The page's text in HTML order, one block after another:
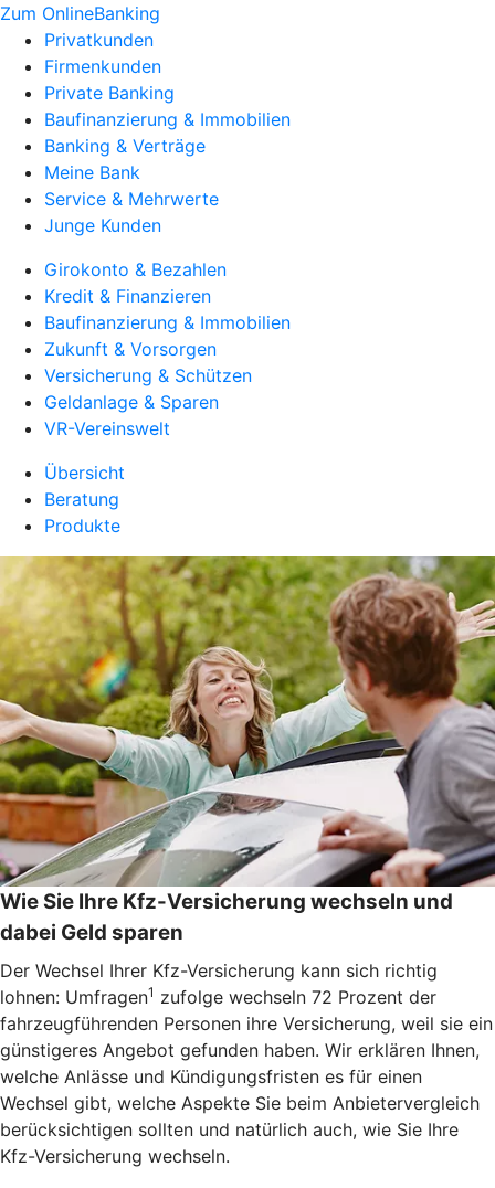
Zum OnlineBanking
Privatkunden
Firmenkunden
Private Banking
Baufinanzierung & Immobilien
Banking & Verträge
Meine Bank
Service & Mehrwerte
Junge Kunden
Girokonto & Bezahlen
Kredit & Finanzieren
Baufinanzierung & Immobilien
Zukunft & Vorsorgen
Versicherung & Schützen
Geldanlage & Sparen
VR-Vereinswelt
Übersicht
Beratung
Produkte
Wie Sie Ihre Kfz-Versicherung wechseln und
dabei Geld sparen
Der Wechsel Ihrer Kfz-Versicherung kann sich richtig
lohnen: Umfragen1 zufolge wechseln 72 Prozent der
fahrzeugführenden Personen ihre Versicherung, weil sie ein
günstigeres Angebot gefunden haben. Wir erklären Ihnen,
welche Anlässe und Kündigungsfristen es für einen
Wechsel gibt, welche Aspekte Sie beim Anbietervergleich
berücksichtigen sollten und natürlich auch, wie Sie Ihre
Kfz-Versicherung wechseln.